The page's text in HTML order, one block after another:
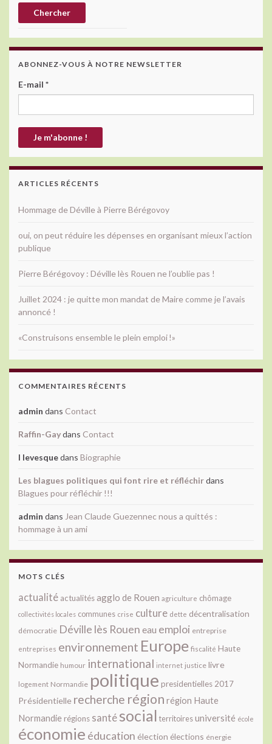
ABONNEZ-VOUS À NOTRE NEWSLETTER
E-mail *
ARTICLES RÉCENTS
Hommage de Déville à Pierre Bérégovoy
oui, on peut réduire les dépenses en organisant mieux l’action
publique
Pierre Bérégovoy : Déville lès Rouen ne l’oublie pas !
Juillet 2024 : je quitte mon mandat de Maire comme je l’avais
annoncé !
«Construisons ensemble le plein emploi !»
COMMENTAIRES RÉCENTS
admin dans Contact
Raffin-Gaydans Contact
l levesquedans Biographie
Les blagues politiques qui font rire et réfléchirdans
Blagues pour réfléchir !!!
admin dans Jean Claude Guezennec nous a quittés :
hommage à un ami
MOTS CLÉS
actualité actualitésagglo de Rouen agriculture chômage
collectivités locales communes crise culture dette décentralisation
démocratie Déville lès Rouen eau emploi entreprise
entreprises environnement Europe fiscalité Haute
Normandie humour international internet justice livre
logement Normandie politique presidentielles 2017
Présidentielle recherche région région Haute
Normandie régions santésocial territoiresuniversité école
économie éducation élection élections énergie